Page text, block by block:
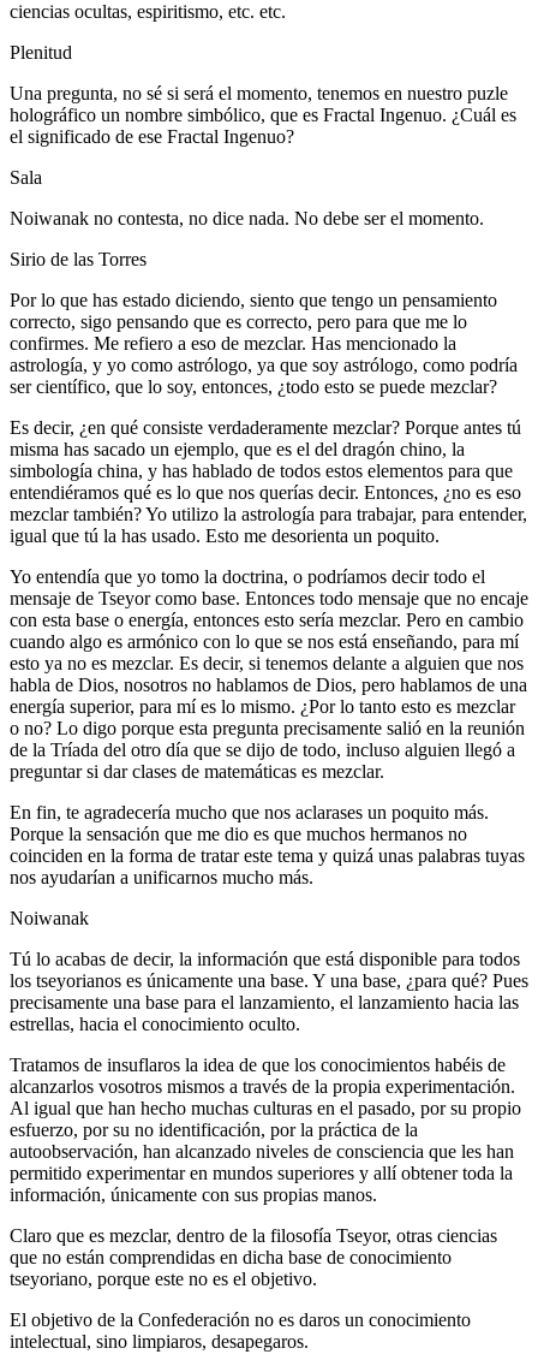
ciencias ocultas, espiritismo, etc. etc.
Plenitud
Una pregunta, no sé si será el momento, tenemos en nuestro puzle
holográfico un nombre simbólico, que es Fractal Ingenuo. ¿Cuál es
el significado de ese Fractal Ingenuo?
Sala
Noiwanak no contesta, no dice nada. No debe ser el momento.
Sirio de las Torres
Por lo que has estado diciendo, siento que tengo un pensamiento
correcto, sigo pensando que es correcto, pero para que me lo
confirmes. Me refiero a eso de mezclar. Has mencionado la
astrología, y yo como astrólogo, ya que soy astrólogo, como podría
ser científico, que lo soy, entonces, ¿todo esto se puede mezclar?
Es decir, ¿en qué consiste verdaderamente mezclar? Porque antes tú
misma has sacado un ejemplo, que es el del dragón chino, la
simbología china, y has hablado de todos estos elementos para que
entendiéramos qué es lo que nos querías decir. Entonces, ¿no es eso
mezclar también? Yo utilizo la astrología para trabajar, para entender,
igual que tú la has usado. Esto me desorienta un poquito.
Yo entendía que yo tomo la doctrina, o podríamos decir todo el
mensaje de Tseyor como base. Entonces todo mensaje que no encaje
con esta base o energía, entonces esto sería mezclar. Pero en cambio
cuando algo es armónico con lo que se nos está enseñando, para mí
esto ya no es mezclar. Es decir, si tenemos delante a alguien que nos
habla de Dios, nosotros no hablamos de Dios, pero hablamos de una
energía superior, para mí es lo mismo. ¿Por lo tanto esto es mezclar
o no? Lo digo porque esta pregunta precisamente salió en la reunión
de la Tríada del otro día que se dijo de todo, incluso alguien llegó a
preguntar si dar clases de matemáticas es mezclar.
En fin, te agradecería mucho que nos aclarases un poquito más.
Porque la sensación que me dio es que muchos hermanos no
coinciden en la forma de tratar este tema y quizá unas palabras tuyas
nos ayudarían a unificarnos mucho más.
Noiwanak
Tú lo acabas de decir, la información que está disponible para todos
los tseyorianos es únicamente una base. Y una base, ¿para qué? Pues
precisamente una base para el lanzamiento, el lanzamiento hacia las
estrellas, hacia el conocimiento oculto.
Tratamos de insuflaros la idea de que los conocimientos habéis de
alcanzarlos vosotros mismos a través de la propia experimentación.
Al igual que han hecho muchas culturas en el pasado, por su propio
esfuerzo, por su no identificación, por la práctica de la
autoobservación, han alcanzado niveles de consciencia que les han
permitido experimentar en mundos superiores y allí obtener toda la
información, únicamente con sus propias manos.
Claro que es mezclar, dentro de la filosofía Tseyor, otras ciencias
que no están comprendidas en dicha base de conocimiento
tseyoriano, porque este no es el objetivo.
El objetivo de la Confederación no es daros un conocimiento
intelectual, sino limpiaros, desapegaros.